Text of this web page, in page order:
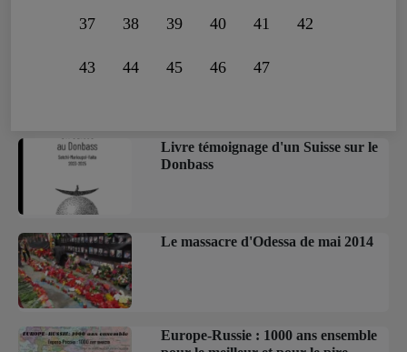
37 38 39 40 41 42
43 44 45 46 47
Livre témoignage d'un Suisse sur le
Donbass
Le massacre d'Odessa de mai 2014
Europe-Russie : 1000 ans ensemble